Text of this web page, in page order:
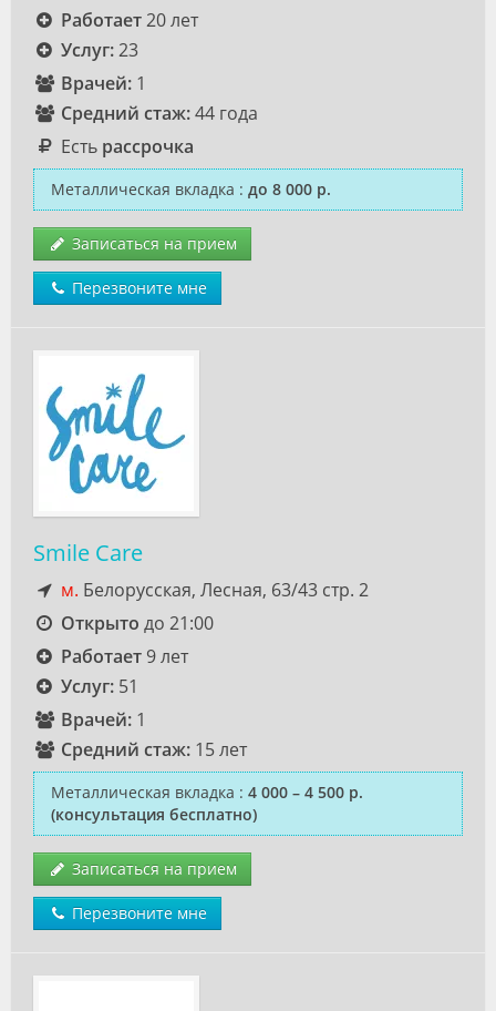
Работает20 лет
Услуг:23
Врачей:1
Средний стаж:44 года
Есть рассрочка
Металлическая вкладка : до 8 000 р.
Записаться на прием
Перезвоните мне
Smile Care
м. Белорусская, Лесная, 63/43 стр. 2
Открыто до 21:00
Работает9 лет
Услуг:51
Врачей:1
Средний стаж:15 лет
Металлическая вкладка : 4 000 – 4 500 р.
(консультация бесплатно)
Записаться на прием
Перезвоните мне